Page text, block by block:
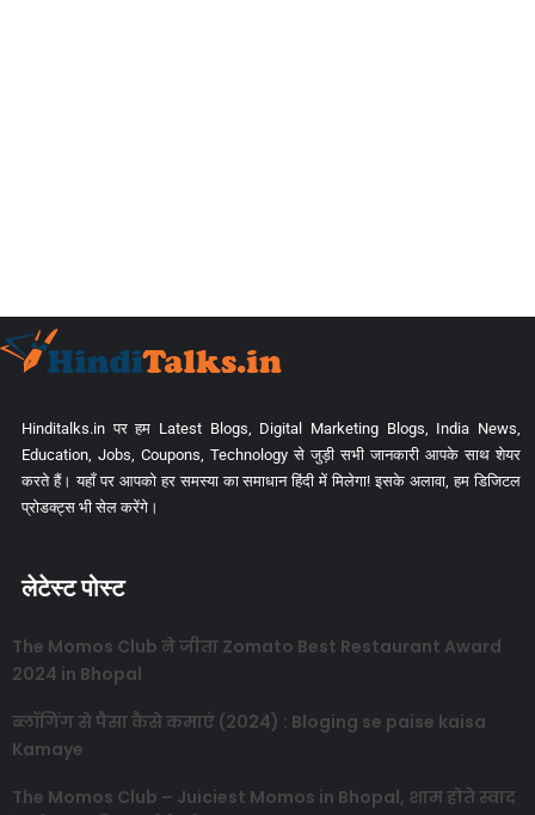
Hinditalks.in पर हम Latest Blogs, Digital Marketing Blogs, India News,
Education, Jobs, Coupons, Technology से जुड़ी सभी जानकारी आपके साथ शेयर
करते हैं। यहाँ पर आपको हर समस्या का समाधान हिंदी में मिलेगा! इसके अलावा, हम डिजिटल
प्रोडक्ट्स भी सेल करेंगे।
लेटेस्ट पोस्ट
The Momos Club ने जीता Zomato Best Restaurant Award
2024 in Bhopal
ब्लॉगिंग से पैसा कैसे कमाएं (2024) : Bloging se paise kaisa
Kamaye
The Momos Club – Juiciest Momos in Bhopal, शाम होते स्वाद